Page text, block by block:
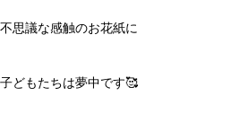
不思議な感触のお花紙に
子どもたちは夢中です🥰